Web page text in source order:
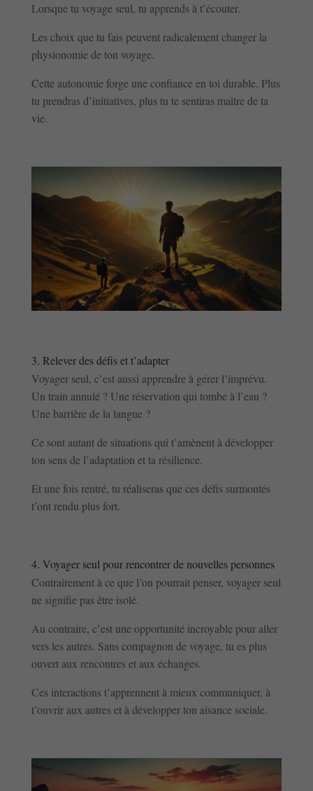
Lorsque tu voyage seul, tu apprends à t’écouter.
Les choix que tu fais peuvent radicalement changer la
physionomie de ton voyage.
Cette autonomie forge une confiance en toi durable. Plus
tu prendras d’initiatives, plus tu te sentiras maître de ta
vie.
3. Relever des défis et t’adapter
Voyager seul, c’est aussi apprendre à gérer l’imprévu.
Un train annulé ? Une réservation qui tombe à l’eau ?
Une barrière de la langue ?
Ce sont autant de situations qui t’amènent à développer
ton sens de l’adaptation et ta résilience.
Et une fois rentré, tu réaliseras que ces défis surmontés
t’ont rendu plus fort.
4. Voyager seul pour rencontrer de nouvelles personnes
Contrairement à ce que l’on pourrait penser, voyager seul
ne signifie pas être isolé.
Au contraire, c’est une opportunité incroyable pour aller
vers les autres. Sans compagnon de voyage, tu es plus
ouvert aux rencontres et aux échanges.
Ces interactions t’apprennent à mieux communiquer, à
t’ouvrir aux autres et à développer ton aisance sociale.